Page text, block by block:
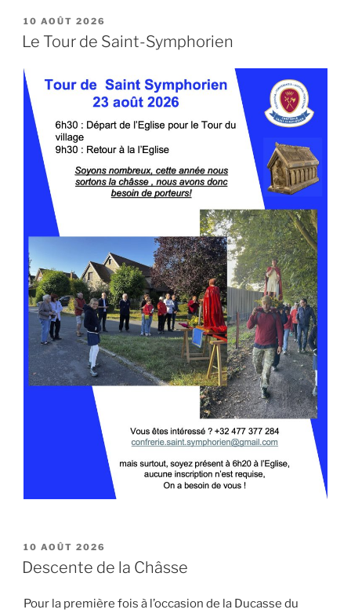
PUBLIÉ
LE
10 AOÛT 2026
Le Tour de Saint-Symphorien
PUBLIÉ
LE
10 AOÛT 2026
Descente de la Châsse
Pour la première fois à l’occasion de la Ducasse du